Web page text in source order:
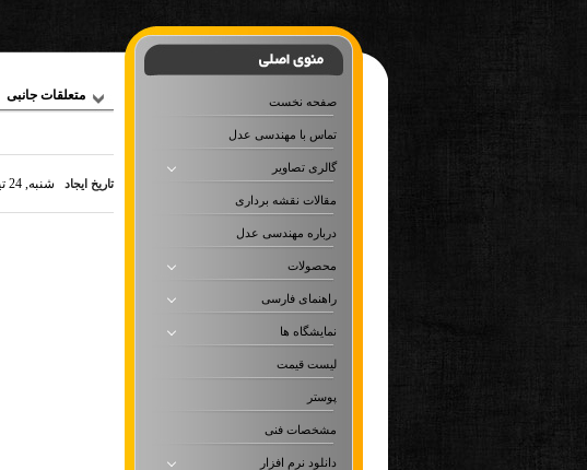
صفحه نخست
تماس با مهندسی عدل
گالری تصاویر
مقالات نقشه برداری
درباره مهندسی عدل
محصولات
راهنمای فارسی
نمایشگاه ها
لیست قیمت
پوستر
مشخصات فنی
دانلود نرم افزار
متعلقات جانبی
تاریخ ایجاد شنبه, 24 تیر,1391